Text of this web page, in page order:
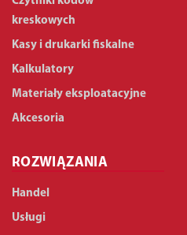
kreskowych
Kasy i drukarki fiskalne
Kalkulatory
Materiały eksploatacyjne
Akcesoria
ROZWIĄZANIA
Handel
Usługi